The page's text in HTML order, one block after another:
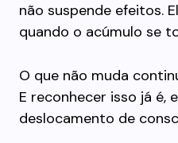
não suspende efeitos.
quando o acúmulo se
O que não muda
E reconhecer isso já é,
deslocamento de